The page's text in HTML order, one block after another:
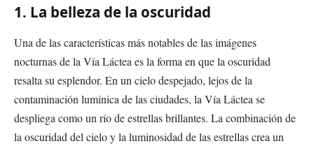
1. La belleza de la oscuridad
Una de las características más notables de las imágenes
nocturnas de la Vía Láctea es la forma en que la oscuridad
resalta su esplendor. En un cielo despejado, lejos de la
contaminación lumínica de las ciudades, la Vía Láctea se
despliega como un río de estrellas brillantes. La combinación de
la oscuridad del cielo y la luminosidad de las estrellas crea un